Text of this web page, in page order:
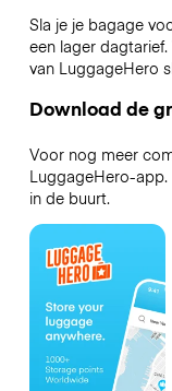
Sla je je bagage
een lager
van LuggageHero
Download de
Voor nog meer
LuggageHero-
in de buurt.